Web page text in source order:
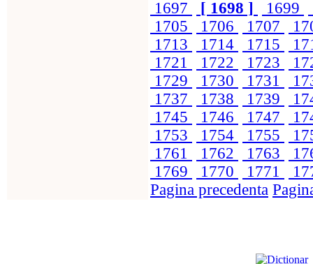
1697
[ 1698 ] 1699
1705
1706 1707
1713
1714 1715
1721
1722 1723
1729
1730 1731
1737
1738 1739
1745
1746 1747
1753
1754 1755
1761
1762 1763
1769
1770 1771
Pagina precedenta